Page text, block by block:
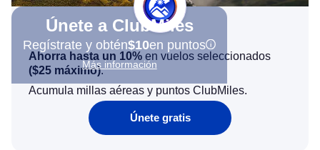
Únete a ClubMiles
Regístrate y obtén$10en puntos
Más información
Ahorra hasta un 10% en vuelos seleccionados
($25 máximo).
Acumula millas aéreas y puntos ClubMiles.
Únete gratis